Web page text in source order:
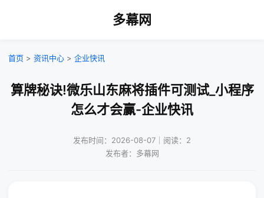
多幕网
首页 > 资讯中心 > 企业快讯
算牌秘诀!微乐山东麻将插件可测试_小程序
怎么才会赢-企业快讯
发布时间：2026-08-07｜阅读：2
发布者：多幕网